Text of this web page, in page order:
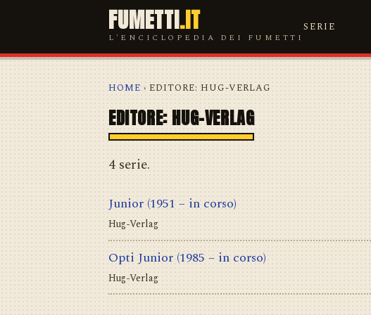
FUMETTI.IT
L'ENCICLOPEDIA DEI FUMETTI
SERIE
HOME › EDITORE: HUG-VERLAG
EDITORE: HUG-VERLAG
4 serie.
Junior (1951 – in corso)
Hug-Verlag
Opti Junior (1985 – in corso)
Hug-Verlag